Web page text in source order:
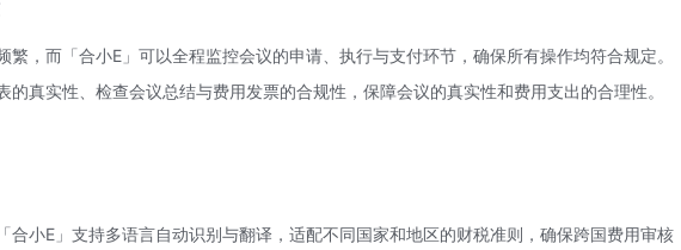
繁，而「合小E」可以全程监控会议的申请、执行与支付环节，确保所有操作均符合规定。
的真实性、检查会议总结与费用发票的合规性，保障会议的真实性和费用支出的合理性。
合小E」支持多语言自动识别与翻译，适配不同国家和地区的财税准则，确保跨国费用审核